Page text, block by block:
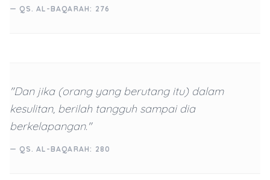
— QS. AL-BAQARAH: 276
"Dan jika (orang yang berutang itu) dalam
kesulitan, berilah tangguh sampai dia
berkelapangan."
— QS. AL-BAQARAH: 280